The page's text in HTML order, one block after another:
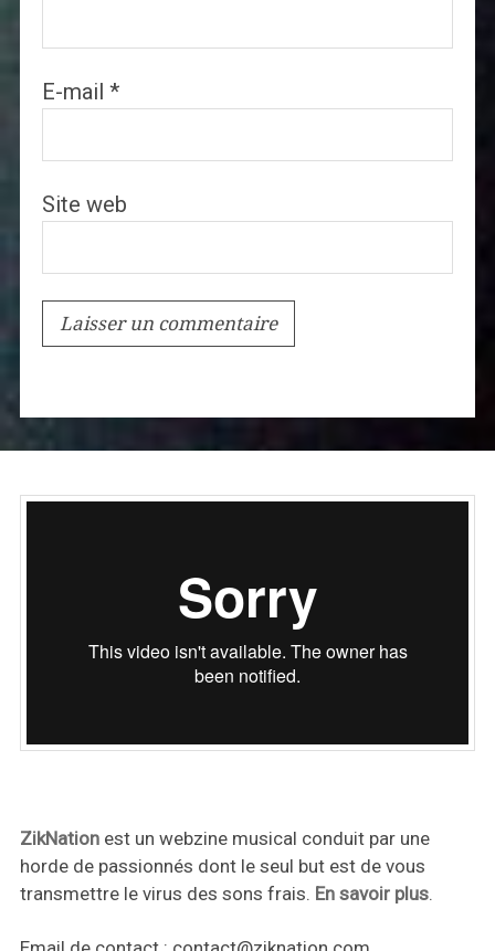
E-mail *
Site web
ZikNationest un webzine musical conduit par une
horde de passionnés dont le seul but est de vous
transmettre le virus des sons frais. En savoir plus.